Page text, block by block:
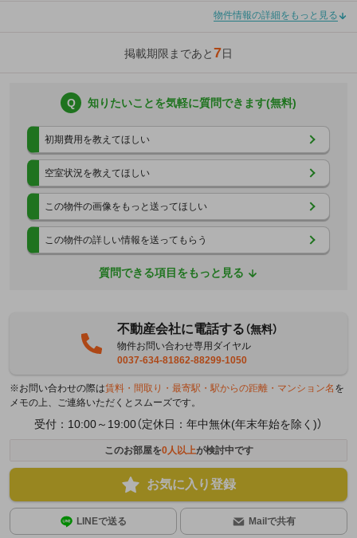
物件情報の詳細をもっと見る
掲載期限まであと7日
Q 知りたいことを気軽に質問できます(無料)
初期費用を教えてほしい
空室状況を教えてほしい
この物件の画像をもっと送ってほしい
この物件の詳しい情報を送ってもらう
質問できる項目をもっと見る
不動産会社に電話する（無料）
物件お問い合わせ専用ダイヤル
0037-634-81862-88299-1050
※お問い合わせの際は賃料・間取り・最寄駅・駅からの距離・マンション名 を
メモの上、ご連絡いただくとスムーズです。
受付：10:00～19:00（定休日：年中無休(年末年始を除く)）
このお部屋を0人以上が検討中です
お気に入り登録
LINEで送る Mailで共有